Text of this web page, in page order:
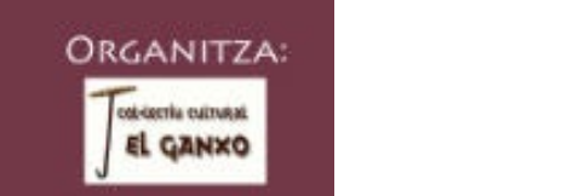
lloc a partir de les 21:30
amb l’actuació del